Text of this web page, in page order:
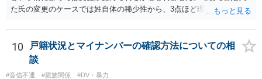
た氏の変更のケースでは姓自体の稀少性から、3点ほど理由を上申する
ら2か月かからずに氏の変更許可の審判が出ています。
10
戸籍状況とマイナンバーの確認方法についての相
談
#音信不通 #親族関係 #DV・暴力